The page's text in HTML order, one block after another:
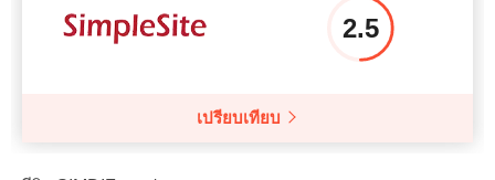
2.5
เปรียบเทียบ